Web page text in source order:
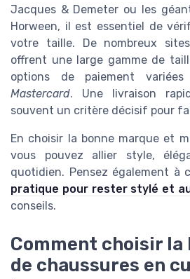
Jacques & Demeter ou les
Horween, il est essentiel de
votre taille. De nombreux
offrent une large gamme de
options de paiement
Mastercard. Une livraison
souvent un critère décisif pour
En choisir la bonne marque et
vous pouvez allier style,
quotidien. Pensez également à
pratique pour rester stylé et
conseils.
Comment choisir la
de chaussures en